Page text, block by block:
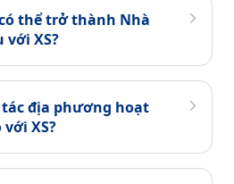
thể trở thành Nhà
XS?
địa phương hoạt
XS?